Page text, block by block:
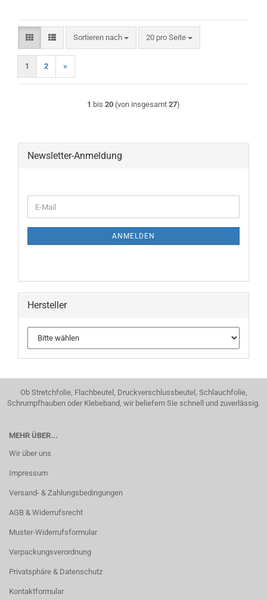
Sortieren nach
Sortieren nach 20 pro Seite
pro Seite
1 2 »
1 bis 20 (von insgesamt 27)
Newsletter-Anmeldung
ZUR
E-
Mail
ANMELDEN
Hersteller
Ob Stretchfolie, Flachbeutel, Druckverschlussbeutel, Schlauchfolie,
Schrumpfhauben oder Klebeband, wir beliefern Sie schnell und zuverlässig.
MEHR ÜBER...
Wir über uns
Impressum
Versand- & Zahlungsbedingungen
AGB & Widerrufsrecht
Muster-Widerrufsformular
Verpackungsverordnung
Privatsphäre & Datenschutz
Kontaktformular